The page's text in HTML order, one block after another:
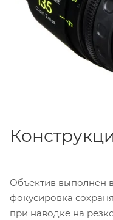
Объектив выполнен
фокусировка
при наводке на